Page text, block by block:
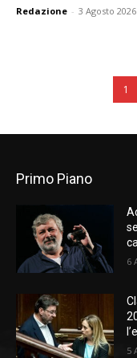
Redazione - 3 Agosto 2026
1
Primo Piano
6
5